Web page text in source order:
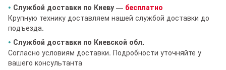
• Службой доставки по Киеву — бесплатно
Крупную технику доставляем нашей службой доставки до
подъезда.
• Службой доставки по Киевской обл.
Согласно условиям доставки. Подробности уточняйте у
вашего консультанта